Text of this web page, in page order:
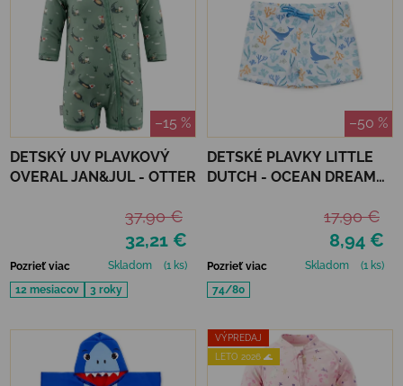
–15 %
DETSKÝ UV PLAVKOVÝ
OVERAL JAN&JUL - OTTER
32,21 €
37,90 €
Pozrieť viac Skladom
(1 ks)
12 mesiacov
3 roky
–50 %
DETSKÉ PLAVKY LITTLE
DUTCH - OCEAN DREAMS
8,94 €
17,90 €
Pozrieť viac Skladom
(1 ks)
74/80
VÝPREDAJ
LETO 2026 🌊